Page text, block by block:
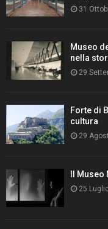
31
Museo
nella
29
Forte di
cultura
29
Il
25